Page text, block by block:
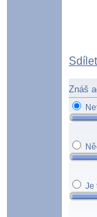
Sdílet
Znáš
Je